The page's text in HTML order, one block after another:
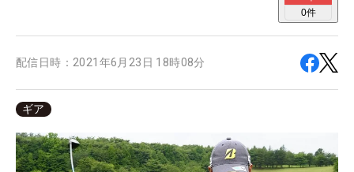
0件
配信日時： 2021年6月23日 18時08分
ギア